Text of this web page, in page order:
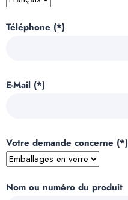
Téléphone (*)
E-Mail (*)
Votre demande concerne (*)
Nom ou numéro du produit